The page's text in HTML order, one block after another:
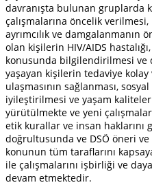
davranışta bulunan gruplarda
çalışmalarına öncelik
ayrımcılık ve damgalanmanın
olan kişilerin HIV/AIDS
konusunda bilgilendirilmesi ve
yaşayan kişilerin tedaviye
ulaşmasının sağlanması,
iyileştirilmesi ve yaşam
yürütülmekte ve yeni
etik kurallar ve insan haklarını
doğrultusunda ve DSÖ öneri
konunun tüm taraflarını
ile çalışmalarını işbirliği ve
devam etmektedir.